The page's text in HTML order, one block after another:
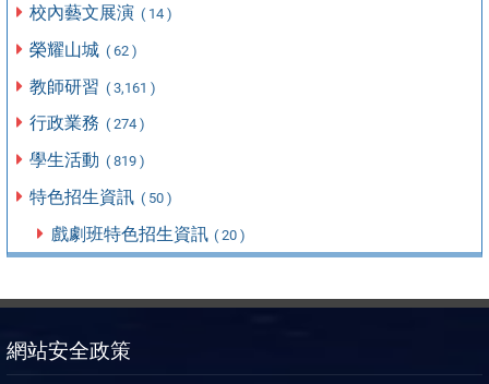
校內藝文展演 ( 14 )
榮耀山城 ( 62 )
教師研習 ( 3,161 )
行政業務 ( 274 )
學生活動 ( 819 )
特色招生資訊 ( 50 )
戲劇班特色招生資訊 ( 20 )
網站安全政策